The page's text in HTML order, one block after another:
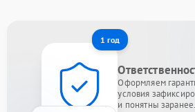
1 год
Оформляем
условия
и понятны заранее.